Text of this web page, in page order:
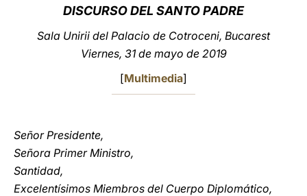
DISCURSO DEL SANTO PADRE
Sala Unirii del Palacio de Cotroceni, Bucarest
Viernes, 31 de mayo de 2019
[Multimedia]
Señor Presidente,
Señora Primer Ministro,
Santidad,
Excelentísimos Miembros del Cuerpo Diplomático,